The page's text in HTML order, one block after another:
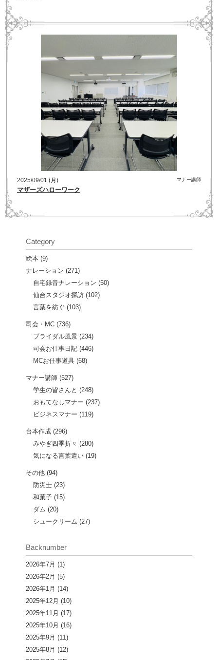
2025/09/01 (月) マナー講師
マザーズハローワーク
Category
絵本(9)
ナレーション (271)
自宅録音ナレーション (50)
仙台スタジオ探訪(102)
言葉を紡ぐ (103)
司会・MC(736)
ブライダル風景(234)
司会お仕事日記(446)
MCお仕事道具(68)
マナー講師(527)
学生の皆さんと (248)
おもてなしマナー (237)
ビジネスマナー (119)
台本作成(296)
みやぎ四季折々 (280)
気になる言葉遣い(19)
その他(94)
防災士(23)
和菓子(15)
ダム (20)
シュークリーム (27)
Backnumber
2026年7月 (1)
2026年2月 (5)
2026年1月 (14)
2025年12月 (10)
2025年11月 (17)
2025年10月 (16)
2025年9月 (11)
2025年8月 (12)